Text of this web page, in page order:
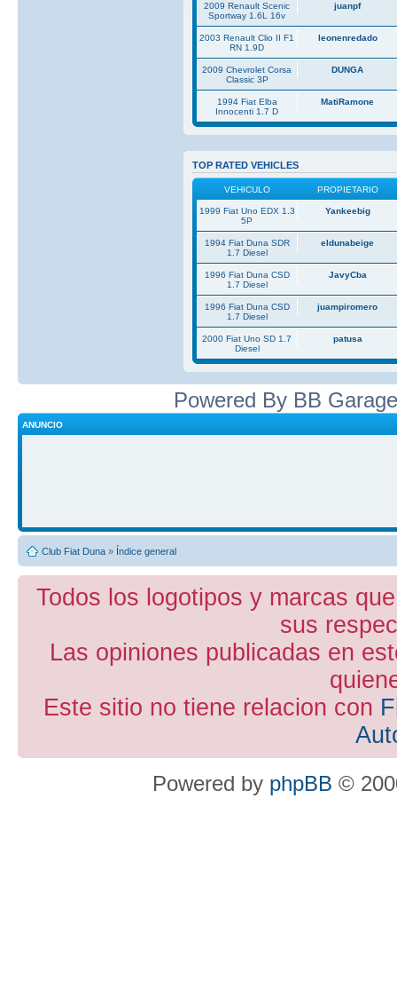
2009 Renault Scenic
Sportway 1.6L 16v
juanpf
2003 Renault Clio II F1
RN 1.9D
leonenredado
2009 Chevrolet Corsa
Classic 3P
DUNGA
1994 Fiat Elba
Innocenti 1.7 D
MatiRamone
TOP RATED VEHICLES
VEHICULO PROPIETARIO
1999 Fiat Uno EDX 1.3
5P
Yankeebig
1994 Fiat Duna SDR
1.7 Diesel
eldunabeige
1996 Fiat Duna CSD
1.7 Diesel
JavyCba
1996 Fiat Duna CSD
1.7 Diesel
juampiromero
2000 Fiat Uno SD 1.7
Diesel
patusa
Powered By BB
ANUNCIO
Club Fiat Duna » Índice general
Todos los logotipos y marcas
sus
Las opiniones publicadas en
Este sitio no tiene relacion con
Powered by phpBB ©